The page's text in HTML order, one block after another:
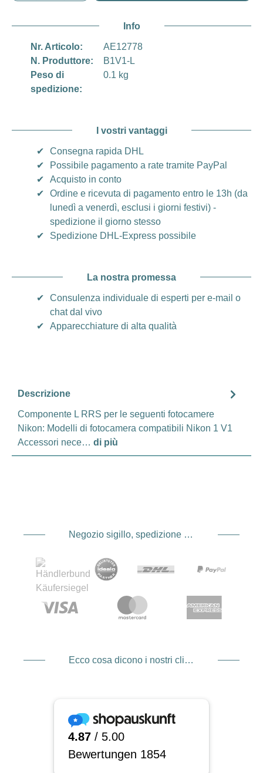
Info
Nr. Articolo:
AE12778
N. Produttore:
B1V1-L
Peso di
spedizione:
0.1 kg
I vostri vantaggi
✔
Consegna rapida DHL
✔
Possibile pagamento a rate tramite PayPal
✔
Acquisto in conto
✔
Ordine e ricevuta di pagamento entro le 13h (da
lunedì a venerdì, esclusi i giorni festivi) -
spedizione il giorno stesso
✔
Spedizione DHL-Express possibile
La nostra promessa
✔
Consulenza individuale di esperti per e-mail o
chat dal vivo
✔
Apparecchiature di alta qualità
Descrizione
Componente L RRS per le seguenti fotocamere
Nikon: Modelli di fotocamera compatibili Nikon 1 V1
Accessori nece… di più
Negozio sigillo, spedizione e spedizione Fornitore di servizi di pagamento
Ecco cosa dicono i nostri clienti